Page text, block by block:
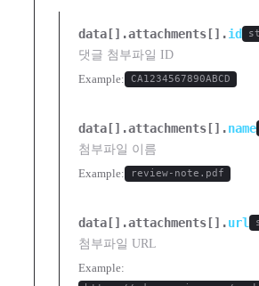
data[].attachments[].id
댓글 첨부파일 ID
Example:
CA1234567890ABCD
data[].attachments[].name
첨부파일 이름
Example:
review-note.pdf
data[].attachments[].url
첨부파일 URL
Example: